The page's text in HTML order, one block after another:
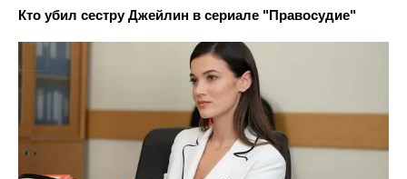
Кто убил сестру Джейлин в сериале "Правосудие"